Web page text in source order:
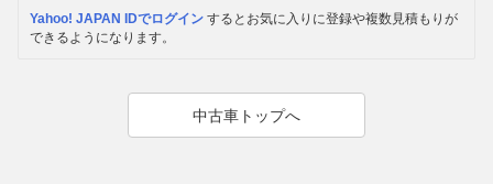
Yahoo! JAPAN IDでログイン するとお気に入りに登録や複数見積もりが
できるようになります。
中古車トップへ